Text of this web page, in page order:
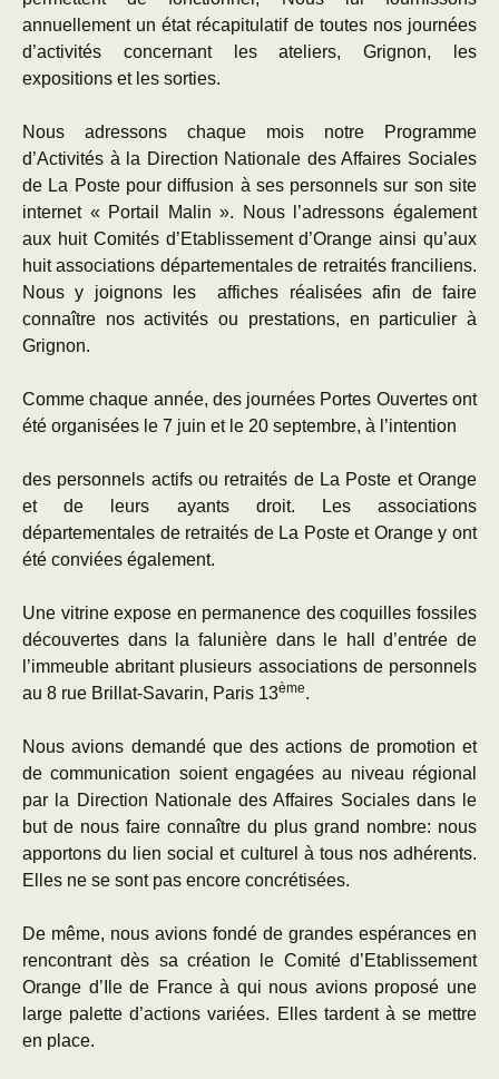
annuellement un état récapitulatif de toutes nos journées
d’activités concernant les ateliers, Grignon, les
expositions et les sorties.
Nous adressons chaque mois notre Programme
d’Activités à la Direction Nationale des Affaires Sociales
de La Poste pour diffusion à ses personnels sur son site
internet « Portail Malin ». Nous l’adressons également
aux huit Comités d’Etablissement d’Orange ainsi qu’aux
huit associations départementales de retraités franciliens.
Nous y joignons les affiches réalisées afin de faire
connaître nos activités ou prestations, en particulier à
Grignon.
Comme chaque année, des journées Portes Ouvertes ont
été organisées le 7 juin et le 20 septembre, à l’intention
des personnels actifs ou retraités de La Poste et Orange
et de leurs ayants droit. Les associations
départementales de retraités de La Poste et Orange y ont
été conviées également.
Une vitrine expose en permanence des coquilles fossiles
découvertes dans la falunière dans le hall d’entrée de
l’immeuble abritant plusieurs associations de personnels
au 8 rue Brillat-Savarin, Paris 13ème.
Nous avions demandé que des actions de promotion et
de communication soient engagées au niveau régional
par la Direction Nationale des Affaires Sociales dans le
but de nous faire connaître du plus grand nombre: nous
apportons du lien social et culturel à tous nos adhérents.
Elles ne se sont pas encore concrétisées.
De même, nous avions fondé de grandes espérances en
rencontrant dès sa création le Comité d’Etablissement
Orange d’Ile de France à qui nous avions proposé une
large palette d’actions variées. Elles tardent à se mettre
en place.